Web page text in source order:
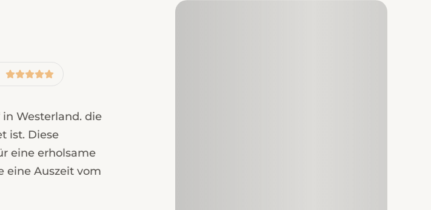
Westerland. die
ist. Diese
eine erholsame
eine Auszeit vom